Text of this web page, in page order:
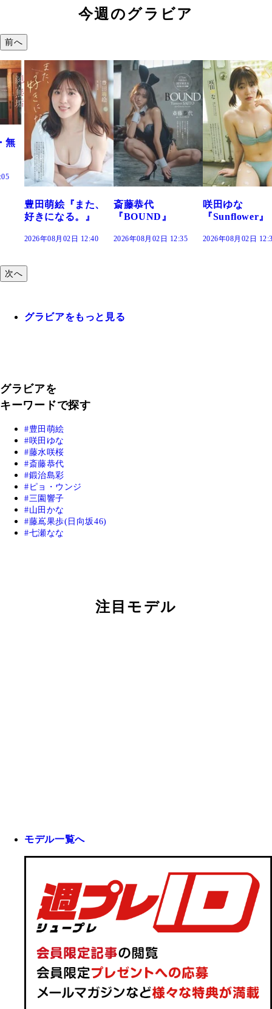
今週のグラビア
前へ
斎藤恭代
『BOUND』
2026年08月02日 12:35
咲田ゆな
『Sunflower』
2026年08月02日 12:30
藤水咲桜『花
だまり』
2026年08月02日
次へ
グラビアをもっと見る
グラビアを
キーワードで探す
豊田萌絵
咲田ゆな
藤水咲桜
斎藤恭代
鍛治島彩
ピョ・ウンジ
三園響子
山田かな
藤嶌果歩(日向坂46)
七瀬なな
注目モデル
モデル一覧へ